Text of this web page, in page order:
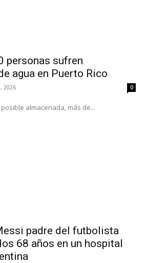
personas sufren
agua en Puerto Rico
2026 0
almacenada, más de...
padre del futbolista
68 años en un hospital